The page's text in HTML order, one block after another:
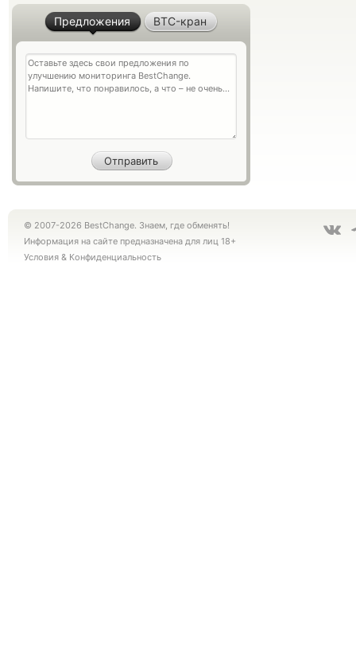
Предложения BTC-кран
© 2007-2026 BestChange. Знаем, где обменять!
Информация на сайте предназначена для лиц 18+
Условия & Конфиденциальность